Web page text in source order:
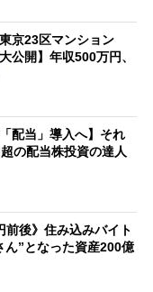
京23区マンション
公開】年収500万円、
配当」導入へ】それ
の配当株投資の達人
前後》住み込みバイト
ん”となった資産200億